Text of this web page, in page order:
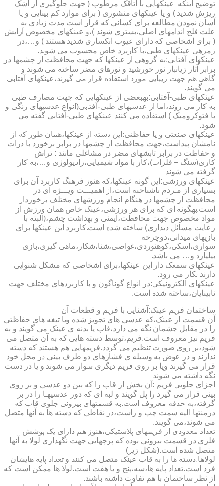
توضیح اینکه :عینکهایی با اتاقک مرطوب ( جهت جلوگیری از اشک
ریزش شدید ) و یا عینکهای منشوری ( برای موارد کم بینایی و یا
آسان نمودن مطالعه برای کسانی که قرار است مدت زیادی به
علت فلج اندامهای اصلی،بستری شوند )،و عینکهای مخصوص آرایش
( برای اشخاصی که دارای عیوب انکساری شدید هستند ) و…،در
زمره­ی عینکهای طبی،با کاربرد خاص محسوب می شوند.
عینکهای آفتابی:به گروهی از عینکها که جهت محافظت از چشمها در
برابر آثار زیانبار نور خورشید و نورهای مضر ساخته می شوند و
گاهی هم جهت زیبایی مورد استفاده قرار می گیرند،عینکهای آفتابی
می گویند.
عینکهای طبی-آفتابی:به­بعضی از عینکهایی که جهت مصارف طبی
به کار می روند،اما از عدسیهای طبی-آفتابی(انواع عدسیهای رنگی و
یا فتوکرومیک ) استفاده می کنند عینکهای طبی-آفتابی گفته می
شود.
عینکهای صنعتی و یا حفاظتی:این دسته از عینکها،همان طور که از
نامشان پیداست،جهت محافظت از چشمها در برابر برخورد با ذرات
و حفاظت در برابر تابشهای مضر در مشاغلی مانند : تراش
کاری(سنگ – فلزات)،کار با مواد شیمیایی،رادیولوژی و…،به کار
گرفته می شوند
عینکهای ورزشی:این گونه عینکها،که هنوز فرهنگ کاربرد آن برای
بسیاری از مـردم ناشناخته است،از اهمیـــت ویـــژه ای در
محافظت از چشمها در هنگام انجام ورزشهای مختلف برخوردار
است.به­گونه ای که برای هر ورزشی،عینک خاص همان ورزش از
مواد مخصوص جهت محافظت،ایمنی و بهداشت چشم،(البته با
رعایت مسائل دیداری) ساخته شده است.کاربرد این عینکها برای
بازیهای میدانی،دوچرخه
سواری،اسکی،کوهنوردی،غواصی،شنا،شکار،ماهی گیری،بازی
بیلیارد و… می باشد.
عینکهای سمعک دار:این عینکها،برای اشخاصی که مشکل شنوایی
دارند بکار می رود.
عینکهای الکترونیکی:در انواع گوناگون و با کاربردهای مختلف جهت
نابینایان،ساخته شده است.
ساختمان فریم عینک:آشنایی با فریم و قطعات آن
آن قسمت از عینک،که عدسی های تجویز شده ویا تیغه های حفاظتی
را در مقابل چشمان نگه می دارد،قاب یا بدنه ی عینک می گویند و به
فریم نیز معروف است.فریم،توسط دسته هایی که به آن متصل می
شود،بر روی صورت تنظیم می گردد.فریمهایی هم هستند که دسته
ندارند و در عوض به وسیله ی فشارهای دو طرف بینی در محل خود
قرار می گیرند ویا بر روی فریم دیگری سوار می شوند و یا در دست
نگه داشته می شوند
اجزای جلویی فریم :آن بخش از قاب را که بین دو عدسی و بر روی
بینی قرار می گیرد را پل گویند و لبه ای که دور عدسیهـا را در بر
گرفته،به حدقه معروف است.به قسمتهای بیرونی جلوی قاب که
درمنتها الیه سمت چپ و راست،در نقاطی که دسته ها به آنها متصل
می شوند،می گویند.
تعداد معدودی از فریمهای پلاستیکی،هنوز هم دارای یک پوشش
فلزی در قسمت بیرونی بوده که پرچهایی جهت نگهداری لولا به آنها
متصل شده است.(شکل زیر)
لولاها،دسته ها را به قاب عینک متصل می کنند و تعداد پایه هایشان
فرد است.تعداد پایه ها،سه،پنج و یا هفت است.لولا ها ممکن است که
از نظر ساختمان با هم تفاوت داشته باشند.